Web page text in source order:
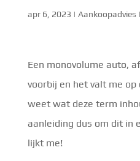
apr 6, 2023 | Aankoopadvies |
Een monovolume auto,
voorbij en het valt me
weet wat deze term
aanleiding dus om dit in
lijkt me!